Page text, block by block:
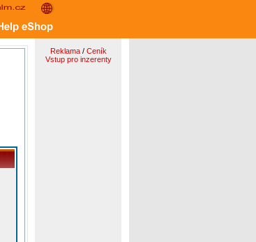
Reklama/ Ceník
Vstup pro inzerenty